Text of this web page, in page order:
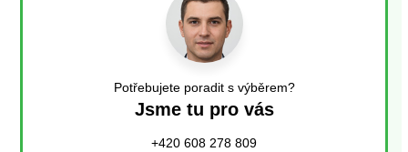
Potřebujete poradit s výběrem?
Jsme tu pro vás
+420 608 278 809